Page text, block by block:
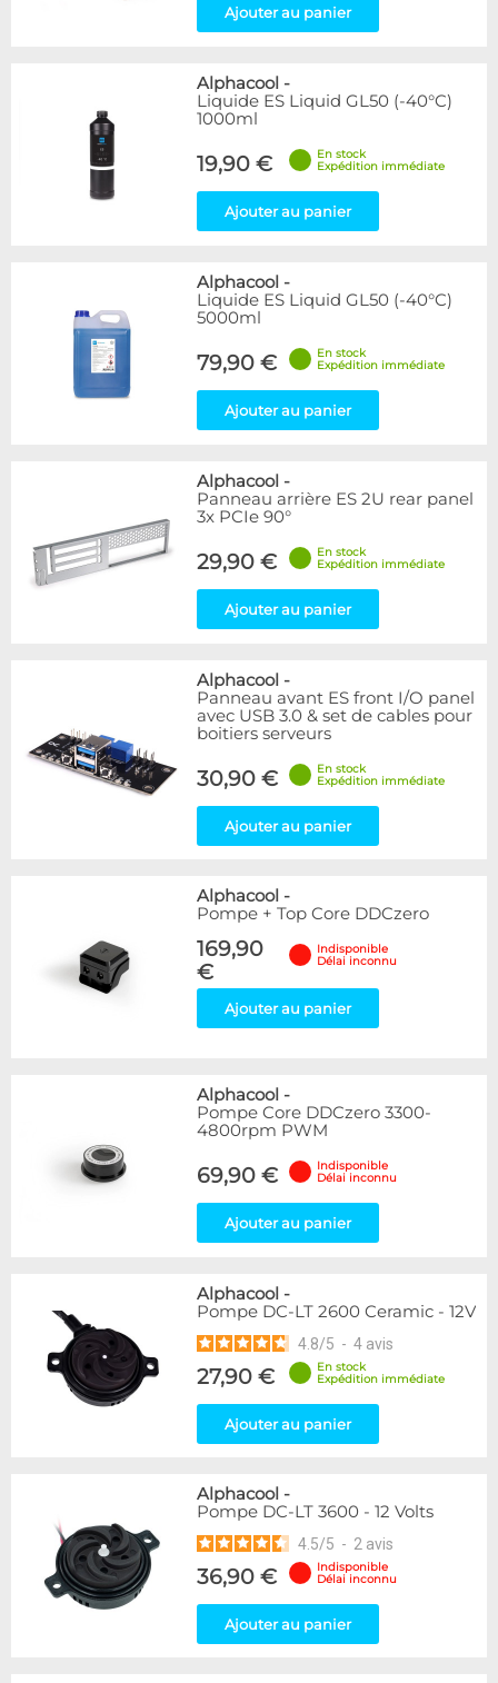
Ajouter au panier
Alphacool -
Liquide ES Liquid GL50 (-40°C)
1000ml
19,90 €
En stock
Expédition immédiate
Ajouter au panier
Alphacool -
Liquide ES Liquid GL50 (-40°C)
5000ml
79,90 €
En stock
Expédition immédiate
Ajouter au panier
Alphacool -
Panneau arrière ES 2U rear panel
3x PCIe 90°
29,90 €
En stock
Expédition immédiate
Ajouter au panier
Alphacool -
Panneau avant ES front I/O panel
avec USB 3.0 & set de cables pour
boitiers serveurs
30,90 €
En stock
Expédition immédiate
Ajouter au panier
Alphacool -
Pompe + Top Core DDCzero
169,90
€
Indisponible
Délai inconnu
Ajouter au panier
Alphacool -
Pompe Core DDCzero 3300-
4800rpm PWM
69,90 €
Indisponible
Délai inconnu
Ajouter au panier
Alphacool -
Pompe DC-LT 2600 Ceramic - 12V
4.8/5 - 4 avis
27,90 €
En stock
Expédition immédiate
Ajouter au panier
Alphacool -
Pompe DC-LT 3600 - 12 Volts
4.5/5 - 2 avis
36,90 €
Indisponible
Délai inconnu
Ajouter au panier